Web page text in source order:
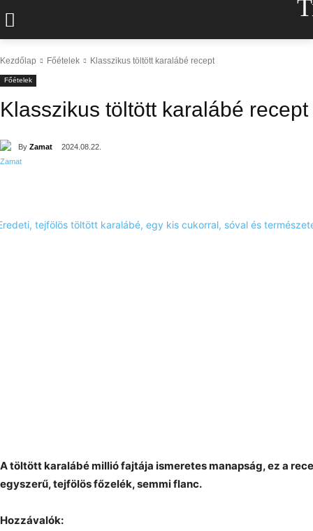
Kezdőlap Főételek Klasszikus töltött karalábé recept
Főételek
Klasszikus töltött karalábé recept
By Zamat 2024.08.22.
A töltött karalábé millió fajtája ismeretes manapság, ez a
egyszerű, tejfölös főzelék, semmi flanc.
Hozzávalók: